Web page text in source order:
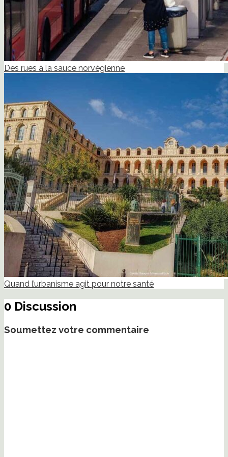
Des rues à la sauce norvégienne
Quand l’urbanisme agit pour notre santé
0 Discussion
Soumettez votre commentaire